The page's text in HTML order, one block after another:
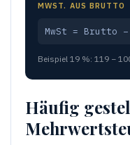
MWST. AUS BRUTTO
MwSt = Brutto
Beispiel 19 %: 119 −
Häufig